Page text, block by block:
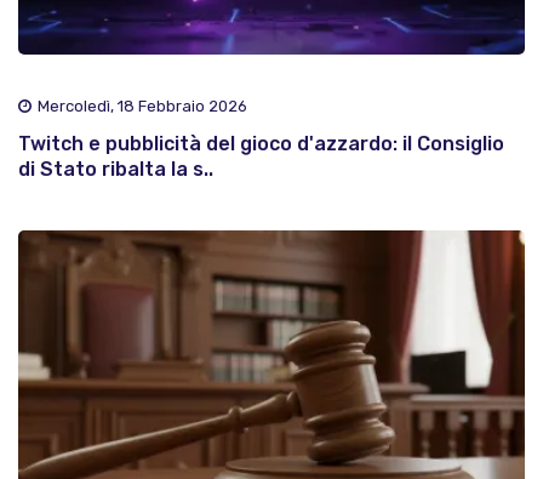
Mercoledì, 18 Febbraio 2026
Twitch e pubblicità del gioco d'azzardo: il Consiglio
di Stato ribalta la s..